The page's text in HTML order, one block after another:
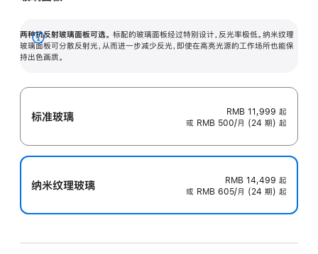
两种抗反射玻璃面板可选。 标配的玻璃面板经过特别设计，反光率极低。纳米纹理
玻璃面板可分散反射光，从而进一步减少反光，即使在高亮光源的工作场所也能保
持出色画质。
展
开
标准玻璃 RMB 11,999 起
或 RMB 500/月 (24 期) 起
纳米纹理玻璃 RMB 14,499 起
或 RMB 605/月 (24 期) 起